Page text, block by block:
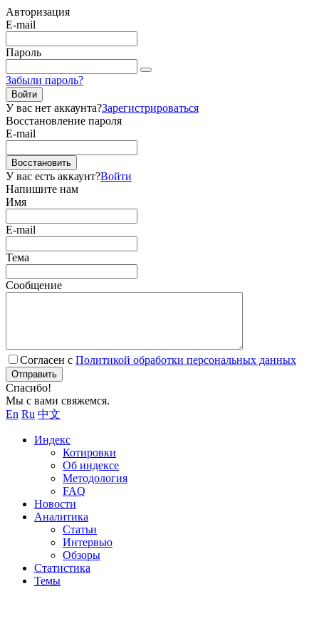
Авторизация
E-mail
Пароль
Забыли пароль?
Войти
У вас нет аккаунта?Зарегистрироваться
Восстановление пароля
E-mail
Восстановить
У вас есть аккаунт?Войти
Напишите нам
Имя
E-mail
Тема
Сообщение
Согласен с Политикой обработки персональных данных
Отправить
Спасибо!
Мы с вами свяжемся.
En Ru 中文
Индекс
Котировки
Об индексе
Методология
FAQ
Новости
Аналитика
Статьи
Интервью
Обзоры
Статистика
Темы